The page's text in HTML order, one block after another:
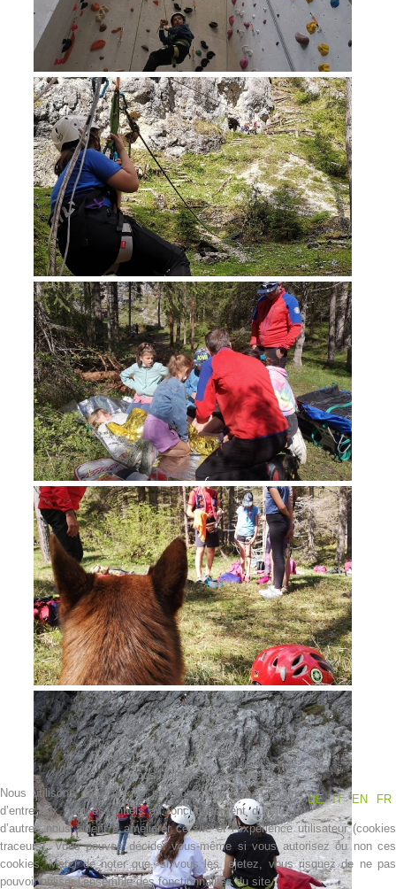
Opération de sauvetage
Contakt
NEWS
Nous utilisons des cookies
DE
IT EN FR
Nous utilisons des cookies sur notre site web. Certains
d’entre eux sont essentiels au fonctionnement du site et
d’autres nous aident à améliorer ce site et l’expérience utilisateur (cookies
traceurs). Vous pouvez décider vous-même si vous autorisez ou non ces
cookies. Merci de noter que, si vous les rejetez, vous risquez de ne pas
pouvoir utiliser l’ensemble des fonctionnalités du site.